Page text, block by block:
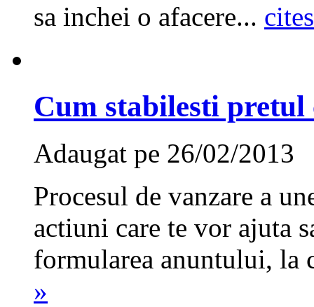
sa inchei o afacere...
Cum stabilesti
Adaugat pe 26/02/2013
Procesul de vanzare a
actiuni care te vor ajuta
formularea anuntului, la
»